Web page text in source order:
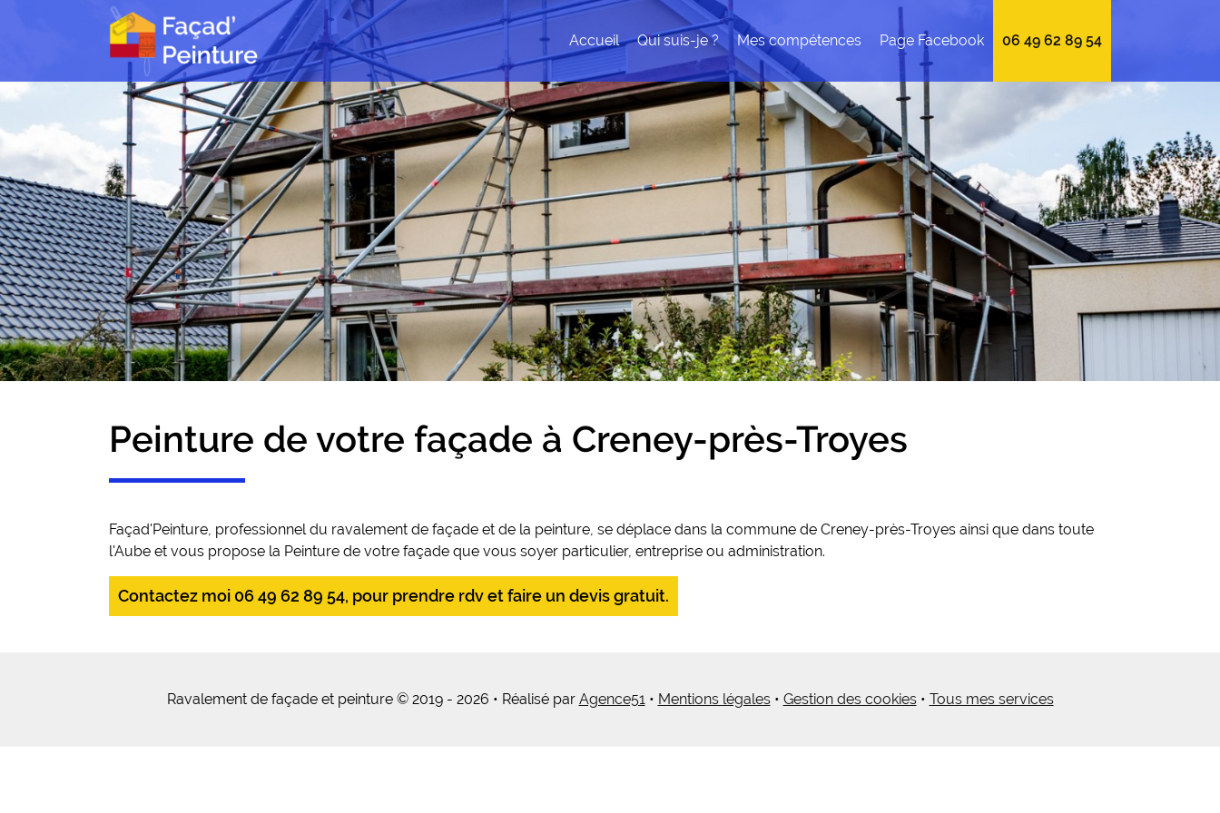
Accueil Qui suis-je ? Mes compétences Page Facebook 06 49 62 89 54
Peinture de votre façade à Creney-près-Troyes
Façad'Peinture, professionnel du ravalement de façade et de la peinture, se déplace dans la commune de Creney-près-Troyes ainsi que dans toute
l'Aube et vous propose la Peinture de votre façade que vous soyer particulier, entreprise ou administration.
Contactez moi 06 49 62 89 54, pour prendre rdv et faire un devis gratuit.
Ravalement de façade et peinture © 2019 - 2026 • Réalisé par Agence51• Mentions légales• Gestion des cookies• Tous mes services